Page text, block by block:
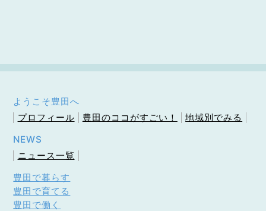
ようこそ豊田へ
プロフィール
豊田のココがすごい！
地域別でみる
NEWS
ニュース一覧
豊田で暮らす
豊田で育てる
豊田で働く